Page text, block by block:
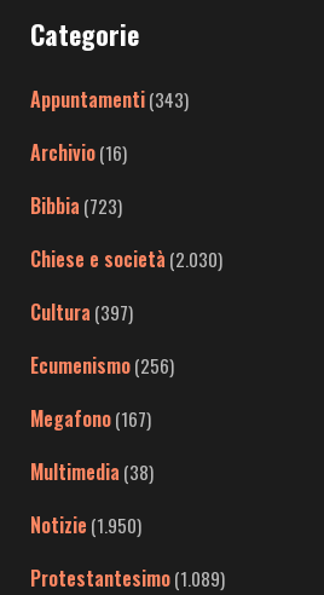
Categorie
Appuntamenti(343)
Archivio(16)
Bibbia (723)
Chiese e società (2.030)
Cultura (397)
Ecumenismo(256)
Megafono(167)
Multimedia (38)
Notizie (1.950)
Protestantesimo(1.089)